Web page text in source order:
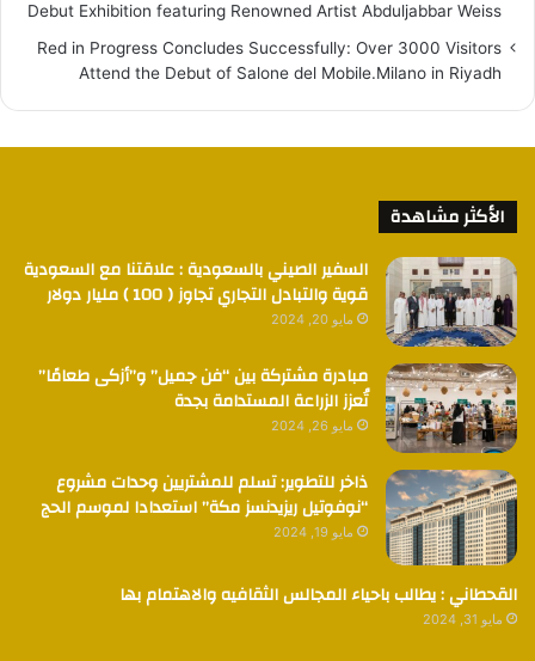
Debut Exhibition featuring Renowned Artist Abduljabbar Weiss
Red in Progress Concludes Successfully: Over 3000 Visitors
Attend the Debut of Salone del Mobile.Milano in Riyadh
الأكثر مشاهدة
السفير الصيني بالسعودية : علاقتنا مع السعودية
قوية والتبادل التجاري تجاوز ( 100 ) مليار دولار
مايو 20, 2024
مبادرة مشتركة بين “فن جميل” و”أزكى طعامًا”
تُعزز الزراعة المستدامة بجدة
مايو 26, 2024
ذاخر للتطوير: تسلم للمشتريين وحدات مشروع
“نوفوتيل ريزيدنسز مكة” استعدادا لموسم الحج
مايو 19, 2024
القحطاني : يطالب باحياء المجالس الثقافيه والاهتمام بها
مايو 31, 2024